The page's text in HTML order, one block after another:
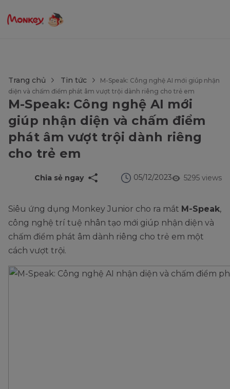
Trang chủ Tin tức
M-Speak: Công nghệ AI mới giúp nhận
diện và chấm điểm phát âm vượt trội dành riêng cho trẻ em
M-Speak: Công nghệ AI mới
giúp nhận diện và chấm điểm
phát âm vượt trội dành riêng
cho trẻ em
5295 views
05/12/2023
Chia sẻ ngay
Siêu ứng dụng Monkey Junior cho ra mắt M-Speak,
công nghệ trí tuệ nhân tạo mới giúp nhận diện và
chấm điểm phát âm dành riêng cho trẻ em một
cách vượt trội.